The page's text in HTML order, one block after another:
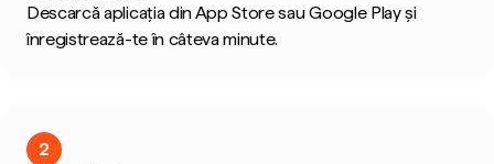
Descarcă aplicația din App Store sau Google Play și
înregistrează-te în câteva minute.
2